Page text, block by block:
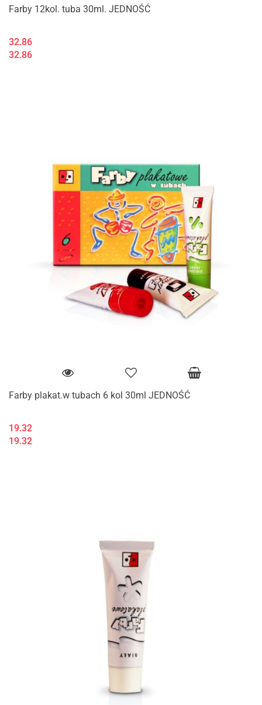
Farby 12kol. tuba 30ml. JEDNOŚĆ
32.86
32.86
Farby plakat.w tubach 6 kol 30ml JEDNOŚĆ
19.32
19.32